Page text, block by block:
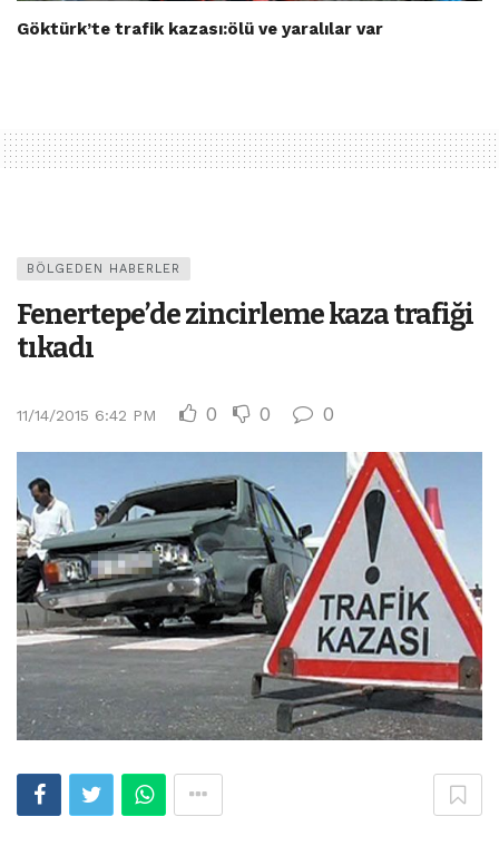
Göktürk’te trafik kazası:ölü ve yaralılar var
BÖLGEDEN HABERLER
Fenertepe’de zincirleme kaza trafiği
tıkadı
11/14/2015 6:42 PM 0 0 0